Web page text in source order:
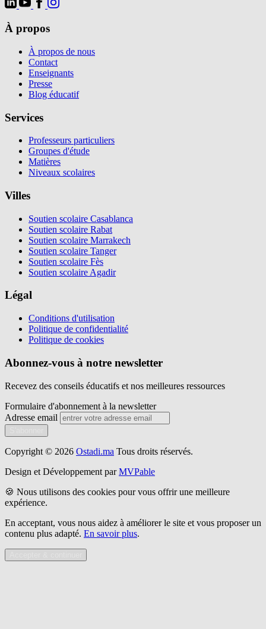
À propos
À propos de nous
Contact
Enseignants
Presse
Blog éducatif
Services
Professeurs particuliers
Groupes d'étude
Matières
Niveaux scolaires
Villes
Soutien scolaire Casablanca
Soutien scolaire Rabat
Soutien scolaire Marrakech
Soutien scolaire Tanger
Soutien scolaire Fès
Soutien scolaire Agadir
Légal
Conditions d'utilisation
Politique de confidentialité
Politique de cookies
Abonnez-vous à notre newsletter
Recevez des conseils éducatifs et nos meilleures ressources
Formulaire d'abonnement à la newsletter
Adresse email
Copyright © 2026 Ostadi.ma Tous droits réservés.
Design et Développement par MVPable
🍪 Nous utilisons des cookies pour vous offrir une meilleure
expérience.
En acceptant, vous nous aidez à améliorer le site et vous proposer un
contenu plus adapté. En savoir plus.